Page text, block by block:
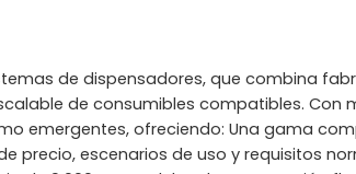
de dispensadores, que combina
de consumibles compatibles. Con
emergentes, ofreciendo: Una gama
precio, escenarios de uso y requisitos